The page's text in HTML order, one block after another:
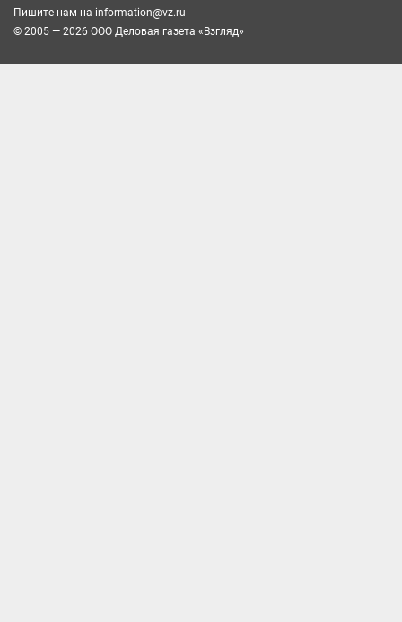
Пишите нам на information@vz.ru
© 2005 — 2026 ООО Деловая газета «Взгляд»